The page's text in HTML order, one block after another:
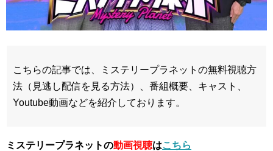
こちらの記事では、ミステリープラネットの無料視聴方
法（見逃し配信を見る方法）、番組概要、キャスト、
Youtube動画などを紹介しております。
ミステリープラネットの動画視聴はこちら